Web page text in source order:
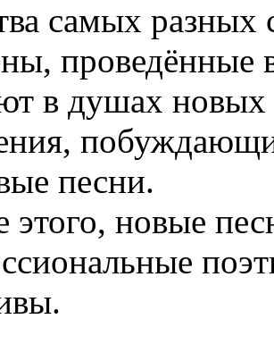
самых разных
проведённые
в душах новых
песни.
этого, новые